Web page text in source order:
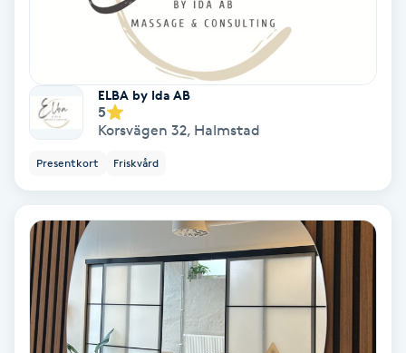
PRP (Platelet Rich Plasma)
PRX-T33
Psoriasis
Radiofrekvens
Rakning
ELBA by Ida AB
5
Korsvägen 32, Halmstad
Presentkort Friskvård